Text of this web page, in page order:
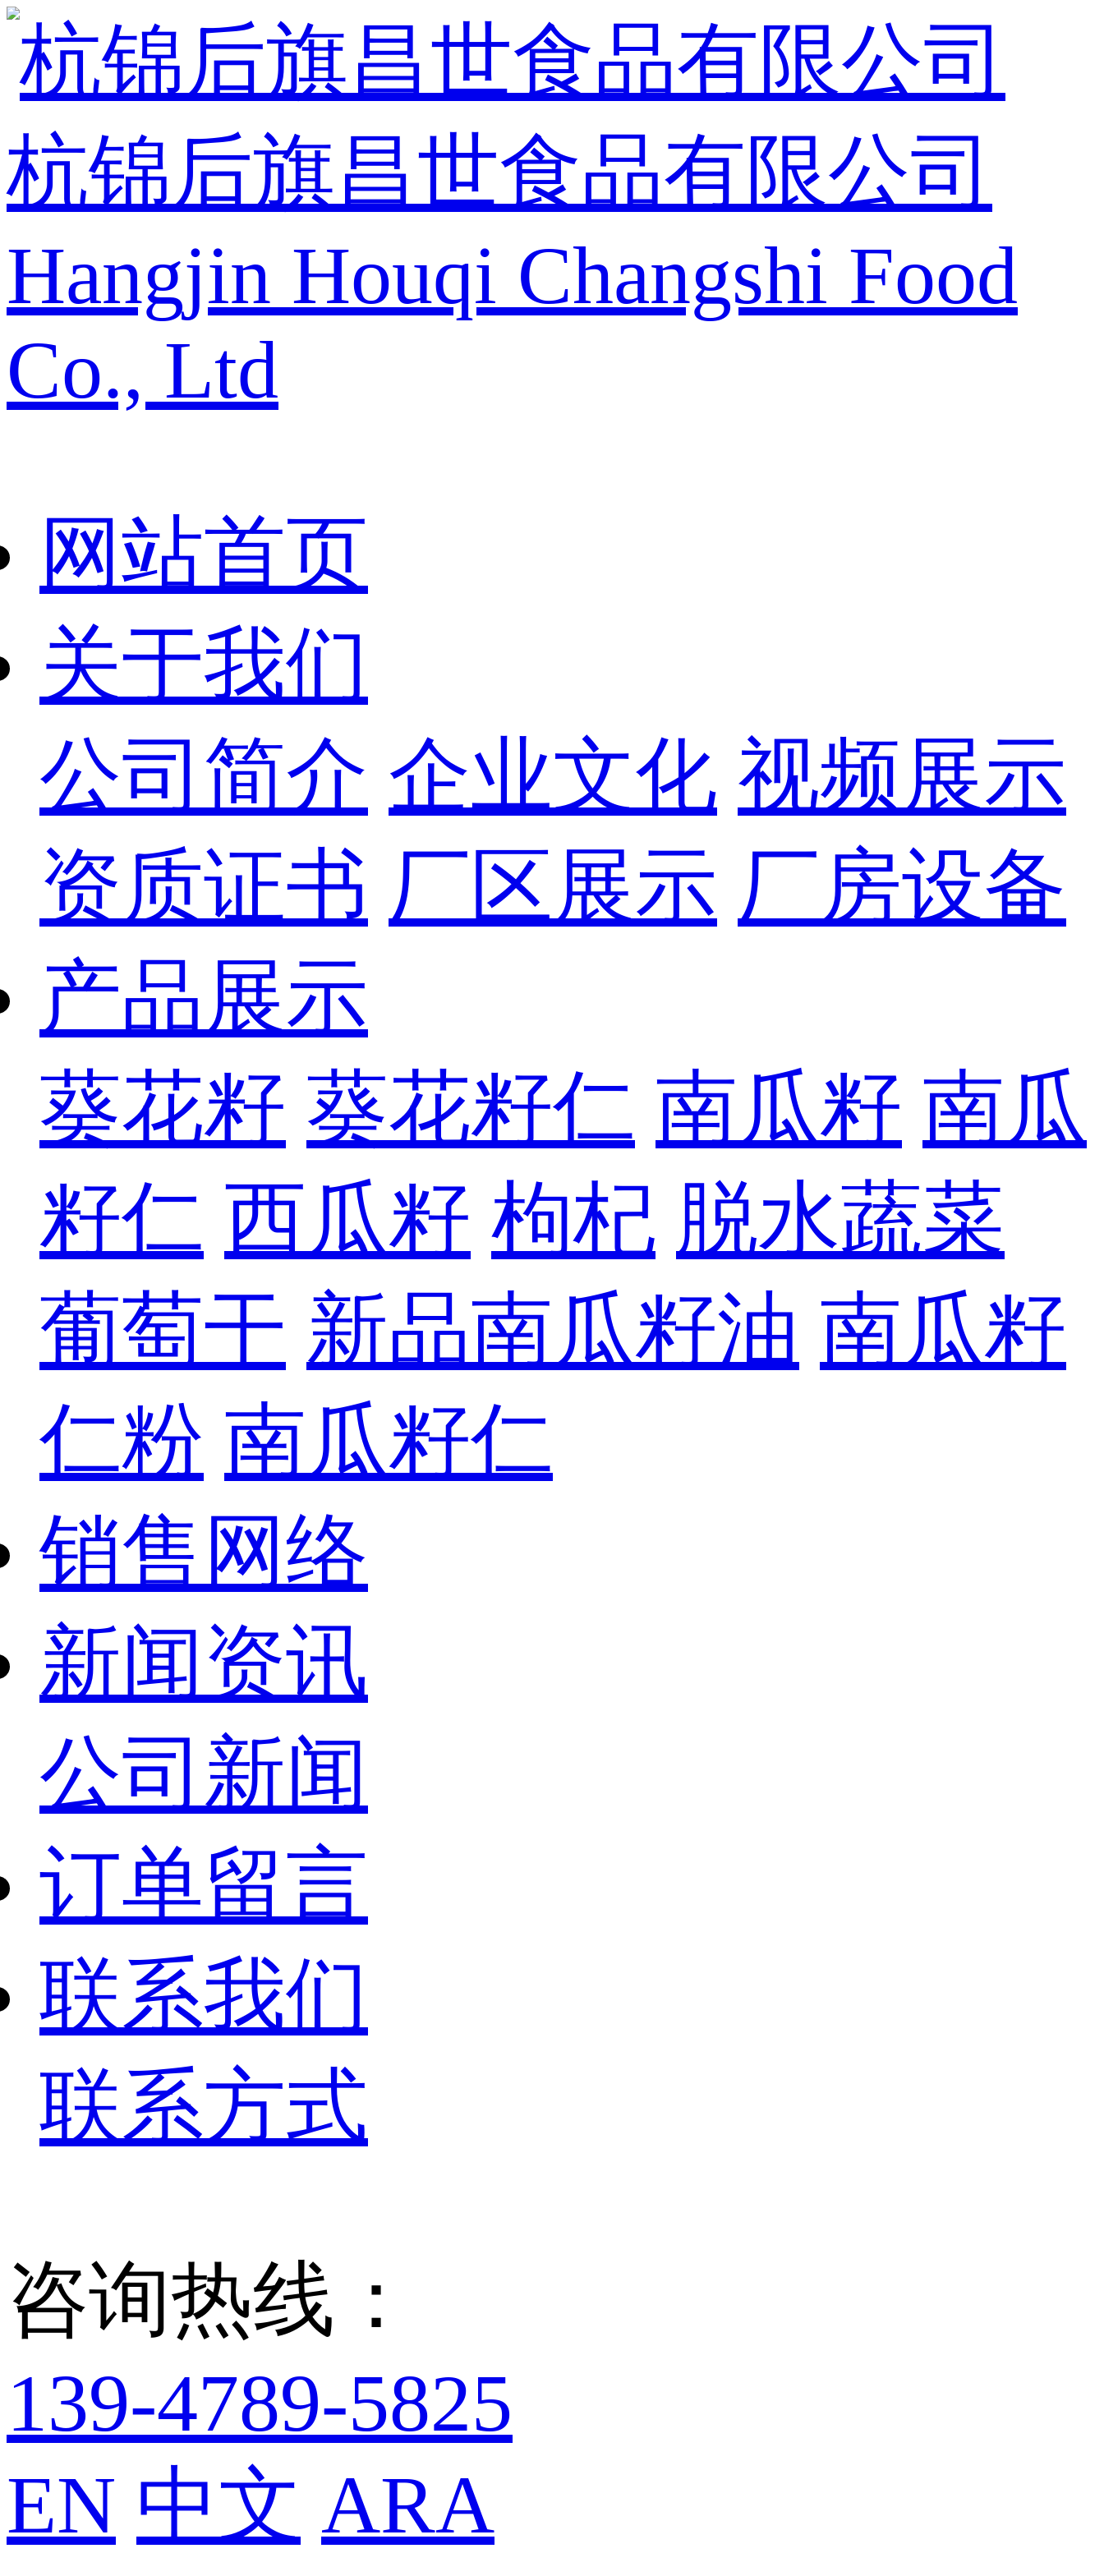
杭锦后旗昌世食品有限公司
Hangjin Houqi Changshi Food
Co., Ltd
网站首页
关于我们
公司简介 企业文化 视频展示
资质证书 厂区展示 厂房设备
产品展示
葵花籽 葵花籽仁 南瓜籽 南瓜
籽仁 西瓜籽 枸杞 脱水蔬菜
葡萄干 新品南瓜籽油 南瓜籽
仁粉 南瓜籽仁
销售网络
新闻资讯
公司新闻
订单留言
联系我们
联系方式
咨询热线：
139-4789-5825
EN 中文 ARA